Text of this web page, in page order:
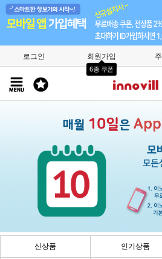
로그인 회원가입
6종 쿠폰
신상품 인기상품